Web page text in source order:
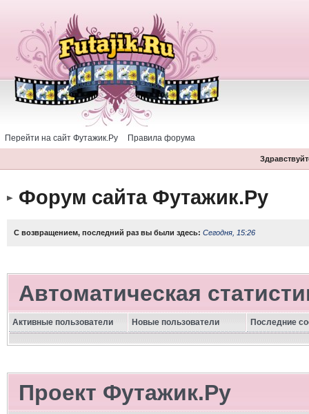
Перейти на сайт Футажик.Ру Правила форума
Форум сайта Футажик.Ру
С возвращением, последний раз вы были здесь: Сегодня, 15:26
Автоматическая
Активные пользователи Новые пользователи Последние
Проект Футажик.Ру